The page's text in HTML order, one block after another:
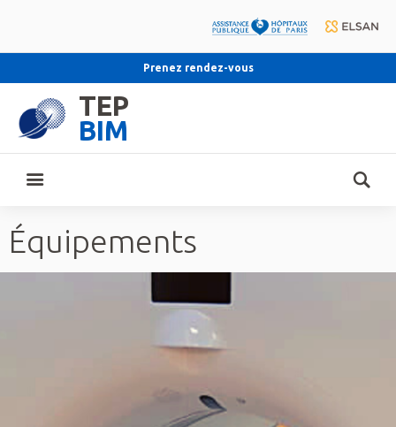
Prenez rendez-vous
TEP
BIM
Équipements